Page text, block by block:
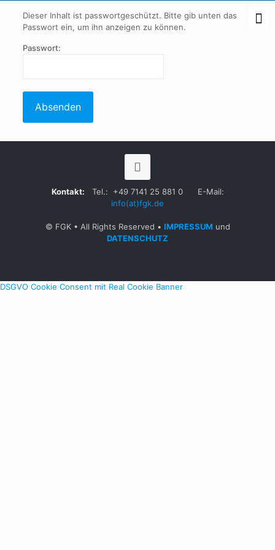
Dieser Inhalt ist passwortgeschützt. Bitte gib unten das
Passwort ein, um ihn anzeigen zu können.
Passwort:
Kontakt: Tel.: +49 7141 25 881 0E-Mail:
info(at)fgk.de
© FGK • All Rights Reserved • IMPRESSUM und
DATENSCHUTZ
DSGVO Cookie Consent mit Real Cookie Banner